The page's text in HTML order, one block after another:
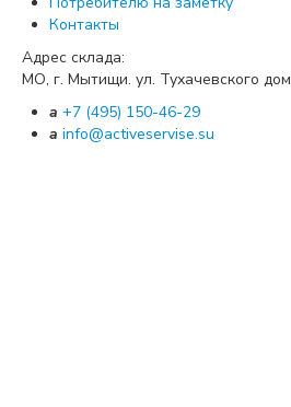
Контакты
Адрес склада:
МО, г. Мытищи. ул. Тухачевского дом
a +7 (495) 150-46-29
a info@activeservise.su